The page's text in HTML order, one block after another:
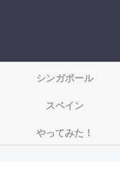
シンガポール
スペイン
やってみた！